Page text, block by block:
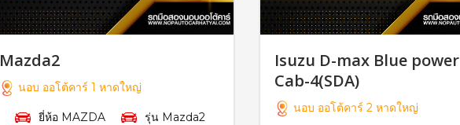
Mazda2
นอบ ออโต้คาร์ 1 หาดใหญ่
ยี่ห้อ MAZDA
รุ่น Mazda2
Isuzu D-max Blue power
Cab-4(SDA)
นอบ ออโต้คาร์ 2 หาดใหญ่